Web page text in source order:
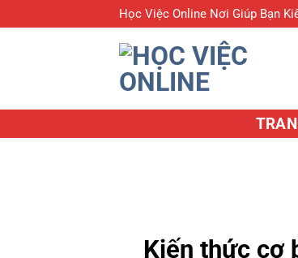
Học Việc Online Nơi Giúp Bạn
Kiến thức cơ